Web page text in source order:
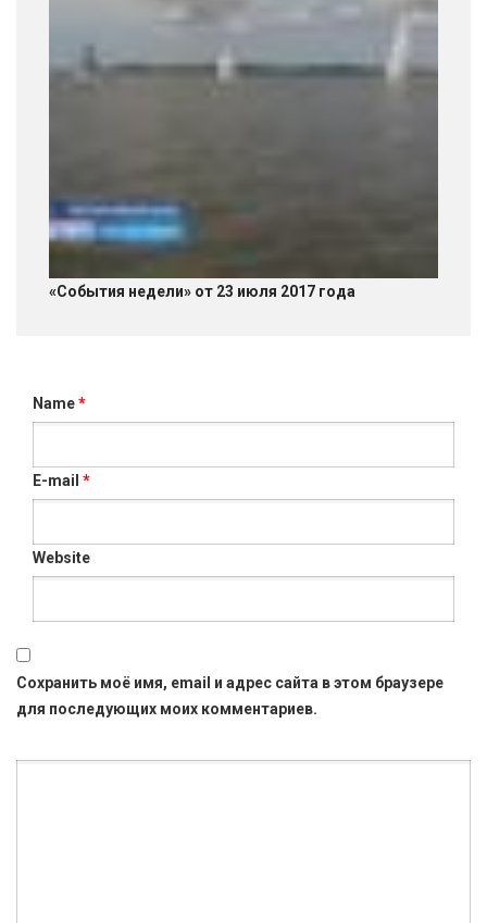
«События недели» от 23 июля 2017 года
Name*
E-mail *
Website
Сохранить моё имя, email и адрес сайта в этом браузере
для последующих моих комментариев.